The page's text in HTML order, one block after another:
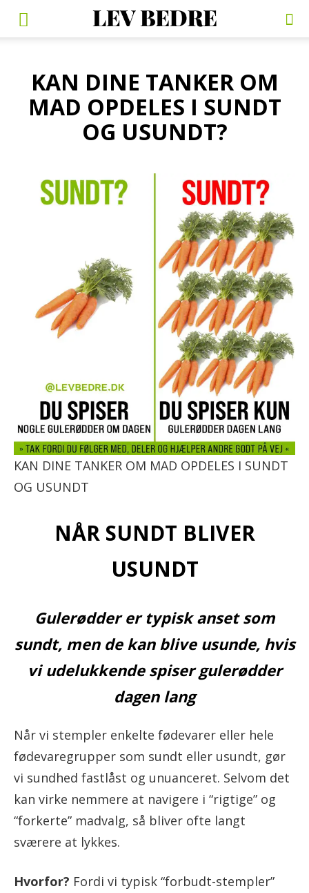
KAN DINE TANKER OM
MAD OPDELES I SUNDT
OG USUNDT?
KAN DINE TANKER OM MAD OPDELES I SUNDT
OG USUNDT
NÅR SUNDT BLIVER
USUNDT
Gulerødder er typisk anset som
sundt, men de kan blive usunde, hvis
vi udelukkende spiser gulerødder
dagen lang
Når vi stempler enkelte fødevarer eller hele
fødevaregrupper som sundt eller usundt, gør
vi sundhed fastlåst og unuanceret. Selvom det
kan virke nemmere at navigere i “rigtige” og
“forkerte” madvalg, så bliver ofte langt
sværere at lykkes.
Hvorfor? Fordi vi typisk “forbudt-stempler”